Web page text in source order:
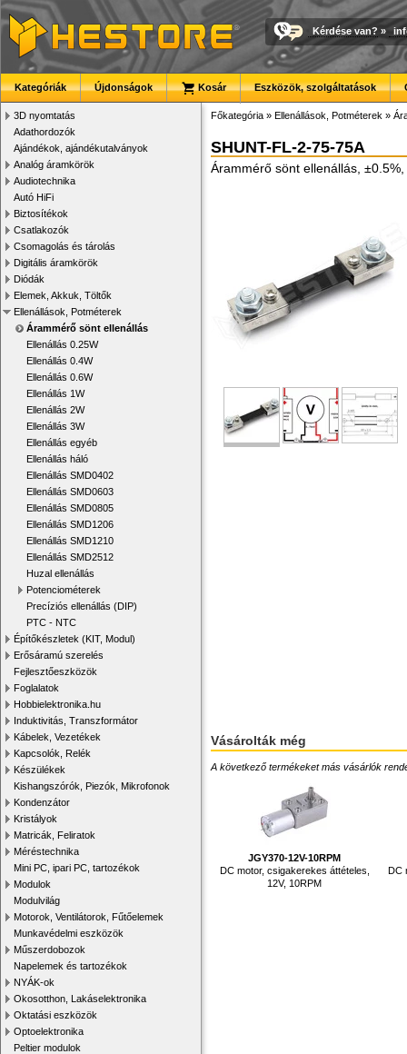
Kérdése van? »
Kategóriák Újdonságok Kosár Eszközök, szolgáltatások
3D nyomtatás
Adathordozók
Ajándékok, ajándékutalványok
Analóg áramkörök
Audiotechnika
Autó HiFi
Biztosítékok
Csatlakozók
Csomagolás és tárolás
Digitális áramkörök
Diódák
Elemek, Akkuk, Töltők
Ellenállások, Potméterek
Árammérő sönt ellenállás
Ellenállás 0.25W
Ellenállás 0.4W
Ellenállás 0.6W
Ellenállás 1W
Ellenállás 2W
Ellenállás 3W
Ellenállás egyéb
Ellenállás háló
Ellenállás SMD0402
Ellenállás SMD0603
Ellenállás SMD0805
Ellenállás SMD1206
Ellenállás SMD1210
Ellenállás SMD2512
Huzal ellenállás
Potenciométerek
Precíziós ellenállás (DIP)
PTC - NTC
Építőkészletek (KIT, Modul)
Erősáramú szerelés
Fejlesztőeszközök
Foglalatok
Hobbielektronika.hu
Induktivitás, Transzformátor
Kábelek, Vezetékek
Kapcsolók, Relék
Készülékek
Kishangszórók, Piezók, Mikrofonok
Kondenzátor
Kristályok
Matricák, Feliratok
Méréstechnika
Mini PC, ipari PC, tartozékok
Modulok
Modulvilág
Motorok, Ventilátorok, Fűtőelemek
Munkavédelmi eszközök
Műszerdobozok
Napelemek és tartozékok
NYÁK-ok
Okosotthon, Lakáselektronika
Oktatási eszközök
Optoelektronika
Peltier modulok
Főkategória » Ellenállások, Potméterek »
SHUNT-FL-2-75-75A
Árammérő sönt ellenállás, ±0.5%,
Vásárolták még
A következő termékeket más vásárlók
JGY370-12V-10RPM
DC motor, csigakerekes áttételes,
12V, 10RPM
DC